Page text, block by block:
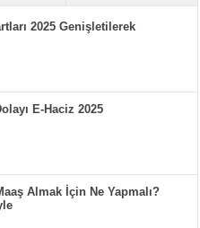
2025 Genişletilerek
E-Haciz 2025
Almak İçin Ne Yapmalı?